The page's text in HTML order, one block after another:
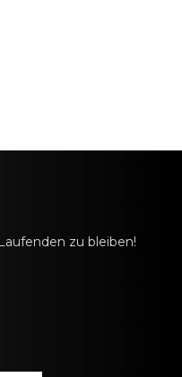
zu bleiben!